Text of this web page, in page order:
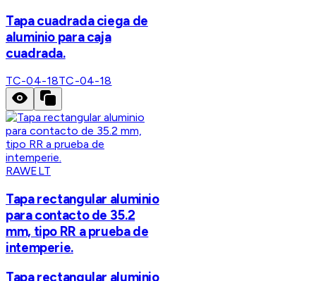
Tapa cuadrada ciega de
aluminio para caja
cuadrada.
TC-04-18TC-04-18
RAWELT
Tapa rectangular aluminio
para contacto de 35.2
mm, tipo RR a prueba de
intemperie.
Tapa rectangular aluminio